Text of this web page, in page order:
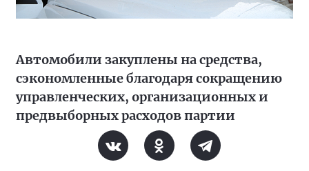
Автомобили закуплены на средства,
сэкономленные благодаря сокращению
управленческих, организационных и
предвыборных расходов партии